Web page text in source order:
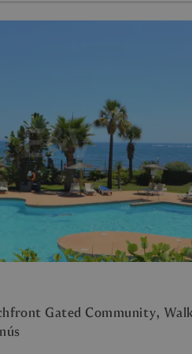
Gated Community,